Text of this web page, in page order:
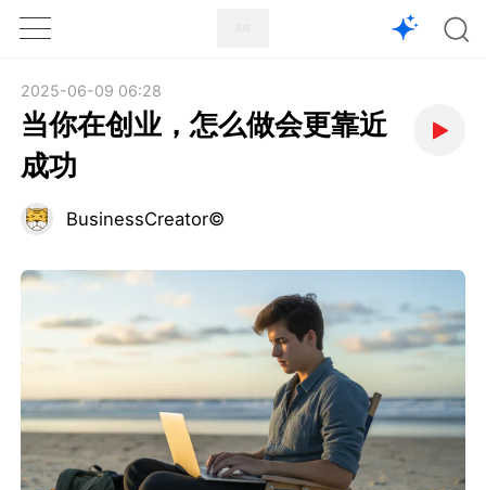
1X
2025-06-09 06:28
当你在创业，怎么做会更靠近
成功
BusinessCreator©